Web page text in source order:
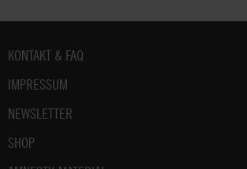
Fußbereich
KONTAKT & FAQ
IMPRESSUM
NEWSLETTER
SHOP